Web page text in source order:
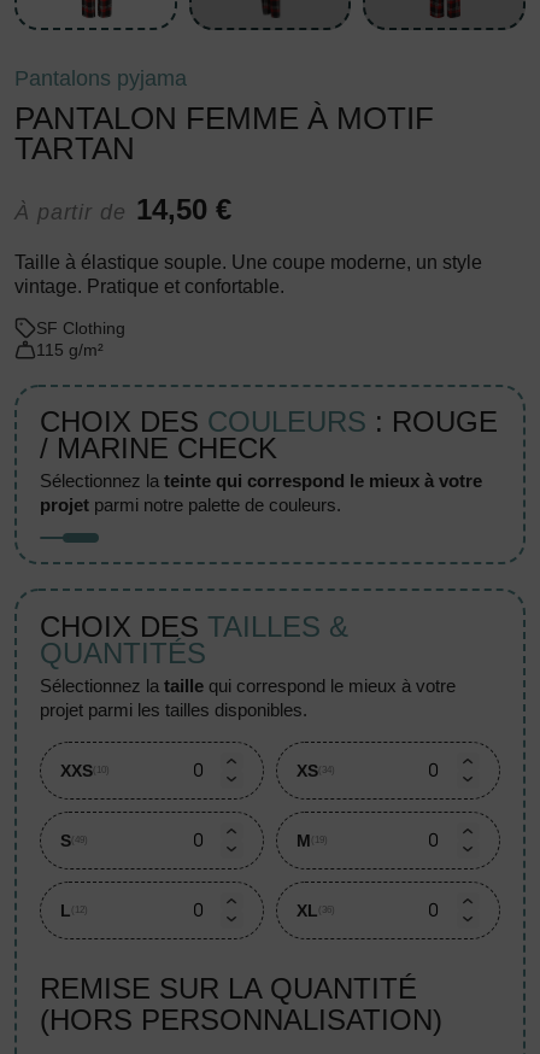
Pantalons pyjama
PANTALON FEMME À MOTIF
TARTAN
À partir de 14,50 €
Taille à élastique souple. Une coupe moderne, un style
vintage. Pratique et confortable.
SF Clothing
115 g/m²
CHOIX DES COULEURS : ROUGE
/ MARINE CHECK
sélectionnez lateinte qui correspond le mieux à votre
projet parmi notre palette de couleurs.
CHOIX DES TAILLES &
QUANTITÉS
sélectionnez lataille qui correspond le mieux à votre
projet parmi les tailles disponibles.
XXS (10) XS (34)
S (49) M (19)
L (12) XL (36)
REMISE SUR LA QUANTITÉ
(HORS PERSONNALISATION)